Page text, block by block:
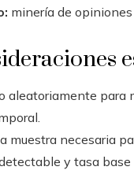
minería de
aleatoriamente para
muestra necesaria
y tasa base